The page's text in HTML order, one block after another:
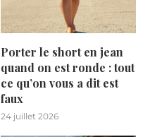
Porter le short en jean
quand on est ronde : tout
ce qu’on vous a dit est
faux
24 juillet 2026